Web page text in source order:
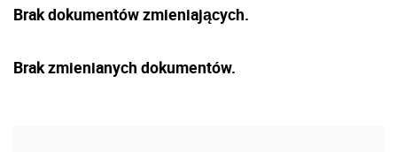
Brak dokumentów zmieniających.
Brak zmienianych dokumentów.